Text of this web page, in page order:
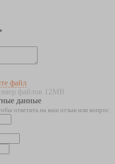
файл
файлов 12MB
данные
ответить на ваш отзыв или вопрос